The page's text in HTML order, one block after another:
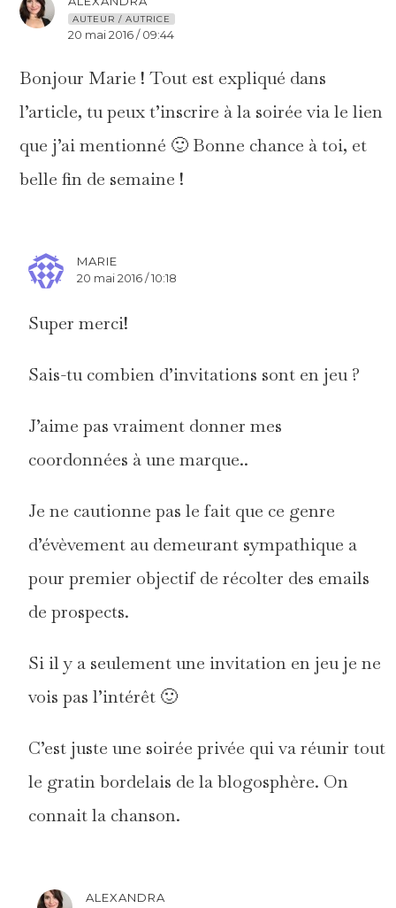
AUTEUR / AUTRICE
20 mai 2016 / 09:44
Bonjour Marie ! Tout est expliqué dans
l’article, tu peux t’inscrire à la soirée via le lien
que j’ai mentionné 🙂 Bonne chance à toi, et
belle fin de semaine !
MARIE
20 mai 2016 / 10:18
Super merci!
Sais-tu combien d’invitations sont en jeu ?
J’aime pas vraiment donner mes
coordonnées à une marque..
Je ne cautionne pas le fait que ce genre
d’évèvement au demeurant sympathique a
pour premier objectif de récolter des emails
de prospects.
Si il y a seulement une invitation en jeu je ne
vois pas l’intérêt 🙂
C’est juste une soirée privée qui va réunir tout
le gratin bordelais de la blogosphère. On
connait la chanson.
ALEXANDRA